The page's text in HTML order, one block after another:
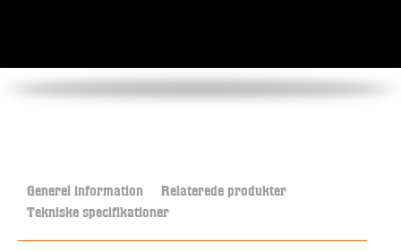
Generel information Relaterede produkter
Tekniske specifikationer